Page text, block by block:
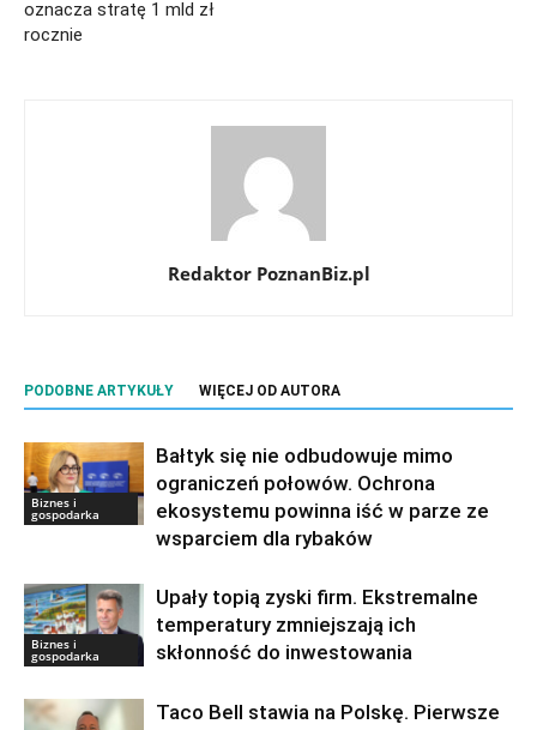
oznacza stratę 1 mld zł
rocznie
Redaktor PoznanBiz.pl
PODOBNE ARTYKUŁY WIĘCEJ OD AUTORA
Biznes i
gospodarka
Bałtyk się nie odbudowuje mimo
ograniczeń połowów. Ochrona
ekosystemu powinna iść w parze ze
wsparciem dla rybaków
Biznes i
gospodarka
Upały topią zyski firm. Ekstremalne
temperatury zmniejszają ich
skłonność do inwestowania
Taco Bell stawia na Polskę. Pierwsze